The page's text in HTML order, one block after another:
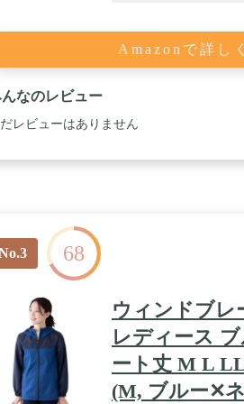
Amazonで詳し
なのレビュー
レビューはありません
68
ウィンドブレ
レディース
ート丈 M L LL
(M, ブルー✕